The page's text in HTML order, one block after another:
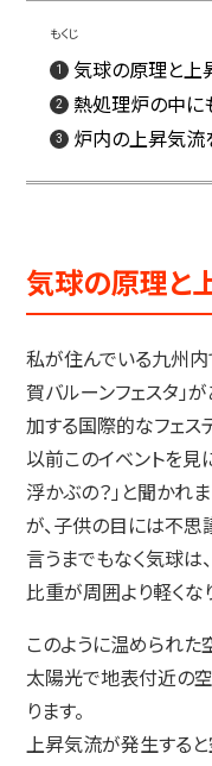
気球の原理と上
熱処理炉の中に
炉内の上昇気流
気球の原理と
私が住んでいる九州内
賀バルーンフェスタ」
加する国際的なフェス
以前このイベントを見
浮かぶの？」と聞かれ
が、子供の目には不思
言うまでもなく気球は
比重が周囲より軽くな
このように温められ
太陽光で地表付近の
ります。
上昇気流が発生する